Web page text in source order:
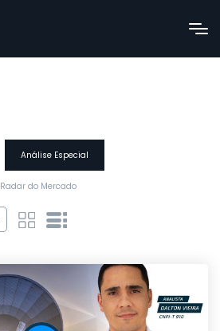
Análise Especial
Radar do Mercado